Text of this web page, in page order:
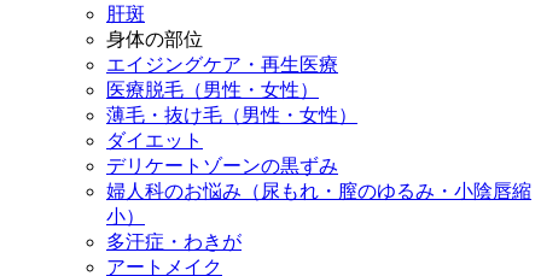
肝斑
身体の部位
エイジングケア・再生医療
医療脱毛（男性・女性）
薄毛・抜け毛（男性・女性）
ダイエット
デリケートゾーンの黒ずみ
婦人科のお悩み（尿もれ・膣のゆるみ・小陰唇縮
小）
多汗症・わきが
アートメイク